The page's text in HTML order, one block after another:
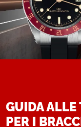
GUIDA ALLE
PER I